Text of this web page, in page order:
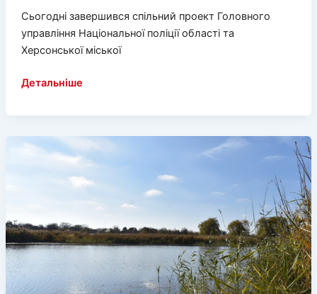
Сьогодні завершився спільний проект Головного
управління Національної поліції області та
Херсонської міської
Поліцейські-
отримали
спеціалізовану
пересувну
лабораторію
Детальніше